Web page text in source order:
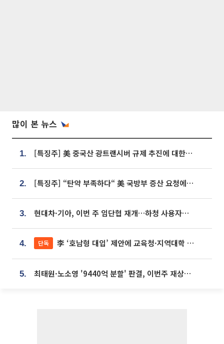
많이 본 뉴스
1. [특징주] 美 중국산 광트랜시버 규제 추진에 대한광통신 등 광통신株 강세
2. [특징주] “탄약 부족하다“ 美 국방부 증산 요청에⋯국내 방산주 급등세
3. 현대차·기아, 이번 주 임단협 재개…하청 사용자성 재심도 ‘변수’
4. 단독 李 ‘호남형 대입’ 제안에 교육청·지역대학 서·논술형 입시 연계 '착수'
5. 최태원·노소영 '9440억 분할' 판결, 이번주 재상고 여부 주목